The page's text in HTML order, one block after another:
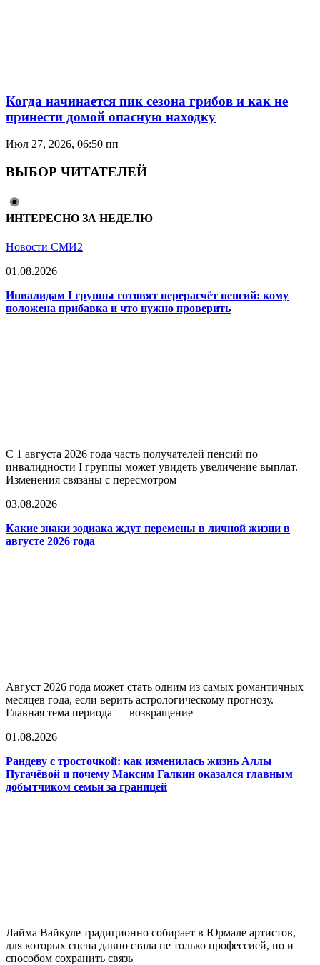
Когда начинается пик сезона грибов и как не
принести домой опасную находку
Июл 27, 2026, 06:50 пп
ВЫБОР ЧИТАТЕЛЕЙ
ИНТЕРЕСНО ЗА НЕДЕЛЮ
Новости СМИ2
01.08.2026
Инвалидам I группы готовят перерасчёт пенсий: кому
положена прибавка и что нужно проверить
С 1 августа 2026 года часть получателей пенсий по
инвалидности I группы может увидеть увеличение выплат.
Изменения связаны с пересмотром
03.08.2026
Какие знаки зодиака ждут перемены в личной жизни в
августе 2026 года
Август 2026 года может стать одним из самых романтичных
месяцев года, если верить астрологическому прогнозу.
Главная тема периода — возвращение
01.08.2026
Рандеву с тросточкой: как изменилась жизнь Аллы
Пугачёвой и почему Максим Галкин оказался главным
добытчиком семьи за границей
Лайма Вайкуле традиционно собирает в Юрмале артистов,
для которых сцена давно стала не только профессией, но и
способом сохранить связь